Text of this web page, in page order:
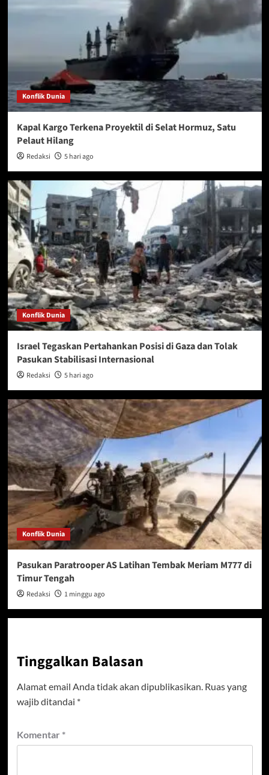
Konflik Dunia
Kapal Kargo Terkena Proyektil di Selat Hormuz, Satu
Pelaut Hilang
Redaksi 5 hari ago
Konflik Dunia
Israel Tegaskan Pertahankan Posisi di Gaza dan Tolak
Pasukan Stabilisasi Internasional
Redaksi 5 hari ago
Konflik Dunia
Pasukan Paratrooper AS Latihan Tembak Meriam M777 di
Timur Tengah
Redaksi 1 minggu ago
Tinggalkan Balasan
Alamat email Anda tidak akan dipublikasikan. Ruas yang
wajib ditandai *
Komentar *